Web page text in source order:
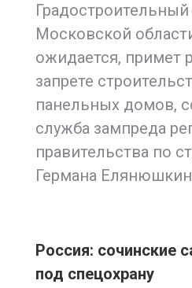
Московской
ожидается, примет
запрете
панельных домов,
служба зампреда
правительства по
Германа
Россия: сочинские
под спецохрану